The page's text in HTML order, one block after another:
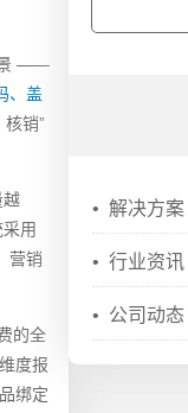
景 ——
、盖
销”
越
用
营销
的全
度报
绑定
• 解决方案
• 行业资讯
• 公司动态